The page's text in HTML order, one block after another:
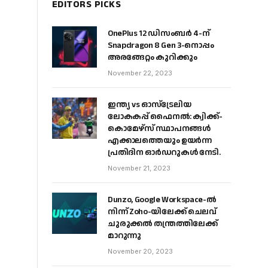
EDITORS PICKS
OnePlus 12 ഡിസംബർ 4-ന്
Snapdragon 8 Gen 3-നൊപ്പം
അരങ്ങേറ്റം കുറിക്കും
November 22, 2023
ഇന്ത്യ vs ഓസ്‌ട്രേലിയ
ലോകകപ്പ് ഫൈനൽ: ക്വിക്ക്-
കൊമേഴ്‌സ് സ്ഥാപനങ്ങൾ
എക്കാലത്തെയും ഉയർന്ന
പ്രതിദിന ഓർഡറുകൾ നേടി.
November 21, 2023
Dunzo, Google Workspace-ൽ
നിന്ന് Zoho-യിലേക്ക് ചെലവ്
ചുരുക്കൽ തന്ത്രത്തിലേക്ക്
മാറുന്നു
November 20, 2023